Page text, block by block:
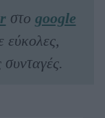
στο google
εύκολες,
συνταγές.